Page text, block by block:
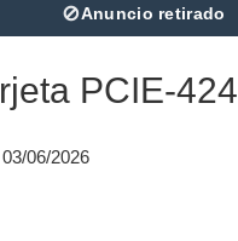
⊘Anuncio retirado
PCIE-424
06/2026